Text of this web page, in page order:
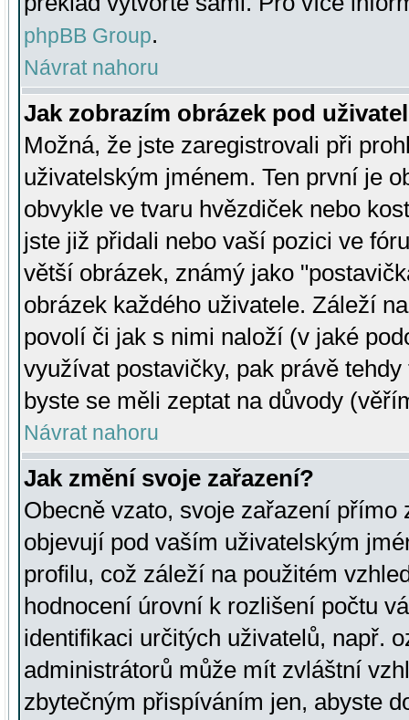
phpBB Group.
Návrat nahoru
Jak zobrazím obrázek pod
Možná, že jste zaregistrovali při
uživatelským jménem. Ten první je
obvykle ve tvaru hvězdiček nebo
jste již přidali nebo vaší pozici ve
větší obrázek, známý jako
obrázek každého uživatele. Záleží
povolí či jak s nimi naloží (v jaké
využívat postavičky, pak právě
byste se měli zeptat na důvody
Návrat nahoru
Jak změní svoje zařazení?
Obecně vzato, svoje zařazení přímo
objevují pod vaším uživatelským
profilu, což záleží na použitém
hodnocení úrovní k rozlišení počtu
identifikaci určitých uživatelů, např.
administrátorů může mít zvláštní
zbytečným přispíváním jen, abyste